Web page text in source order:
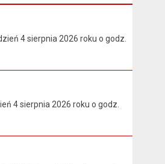
4 sierpnia 2026 roku o godz.
4 sierpnia 2026 roku o godz.